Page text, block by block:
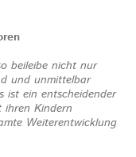
beileibe nicht nur
und unmittelbar
ist ein entscheidender
Kindern
Weiterentwicklung